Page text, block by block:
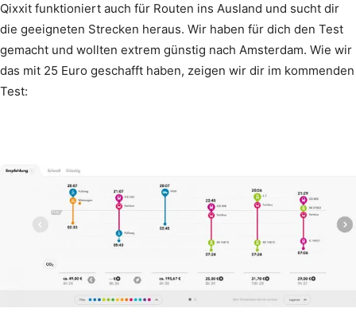
Qixxit funktioniert auch für Routen ins Ausland und sucht dir
die geeigneten Strecken heraus. Wir haben für dich den Test
gemacht und wollten extrem günstig nach Amsterdam. Wie wir
das mit 25 Euro geschafft haben, zeigen wir dir im kommenden
Test: